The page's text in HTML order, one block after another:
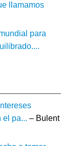
llamamos
para
el pa... – Bulent